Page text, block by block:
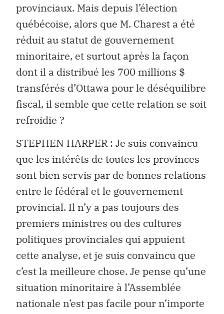
provinciaux. Mais depuis l’élection
québécoise, alors que M. Charest a été
réduit au statut de gouvernement
minoritaire, et surtout après la façon
dont il a distribué les 700 millions $
transférés d’Ottawa pour le déséquilibre
fiscal, il semble que cette relation se soit
refroidie ?
STEPHEN HARPER : Je suis convaincu
que les intérêts de toutes les provinces
sont bien servis par de bonnes relations
entre le fédéral et le gouvernement
provincial. Il n’y a pas toujours des
premiers ministres ou des cultures
politiques provinciales qui appuient
cette analyse, et je suis convaincu que
c’est la meilleure chose. Je pense qu’une
situation minoritaire à l’Assemblée
nationale n’est pas facile pour n’importe